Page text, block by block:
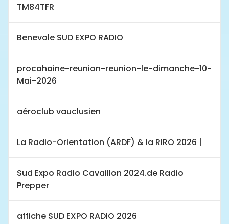
TM84TFR
Benevole SUD EXPO RADIO
procahaine-reunion-reunion-le-dimanche-10-
Mai-2026
aéroclub vauclusien
La Radio-Orientation (ARDF) & la RIRO 2026 |
Sud Expo Radio Cavaillon 2024.de Radio
Prepper
affiche SUD EXPO RADIO 2026